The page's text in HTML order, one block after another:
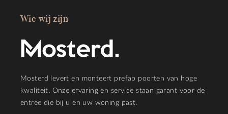
Wie wij zijn
Mosterd levert en monteert prefab poorten van hoge
kwaliteit. Onze ervaring en service staan garant voor de
entree die bij u en uw woning past.